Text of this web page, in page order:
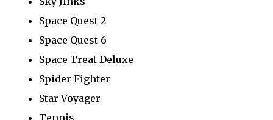
Space Quest 2
Space Quest 6
Space Treat Deluxe
Spider Fighter
Star Voyager